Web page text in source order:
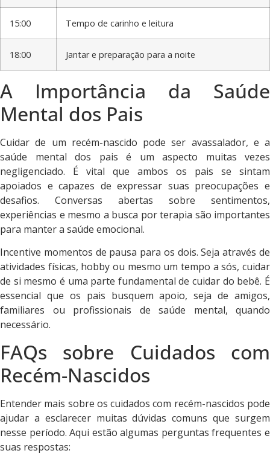
15:00 Tempo de carinho e leitura
18:00 Jantar e preparação para a noite
A Importância da Saúde
Mental dos Pais
Cuidar de um recém-nascido pode ser avassalador, e a
saúde mental dos pais é um aspecto muitas vezes
negligenciado. É vital que ambos os pais se sintam
apoiados e capazes de expressar suas preocupações e
desafios. Conversas abertas sobre sentimentos,
experiências e mesmo a busca por terapia são importantes
para manter a saúde emocional.
Incentive momentos de pausa para os dois. Seja através de
atividades físicas, hobby ou mesmo um tempo a sós, cuidar
de si mesmo é uma parte fundamental de cuidar do bebê. É
essencial que os pais busquem apoio, seja de amigos,
familiares ou profissionais de saúde mental, quando
necessário.
FAQs sobre Cuidados com
Recém-Nascidos
Entender mais sobre os cuidados com recém-nascidos pode
ajudar a esclarecer muitas dúvidas comuns que surgem
nesse período. Aqui estão algumas perguntas frequentes e
suas respostas: